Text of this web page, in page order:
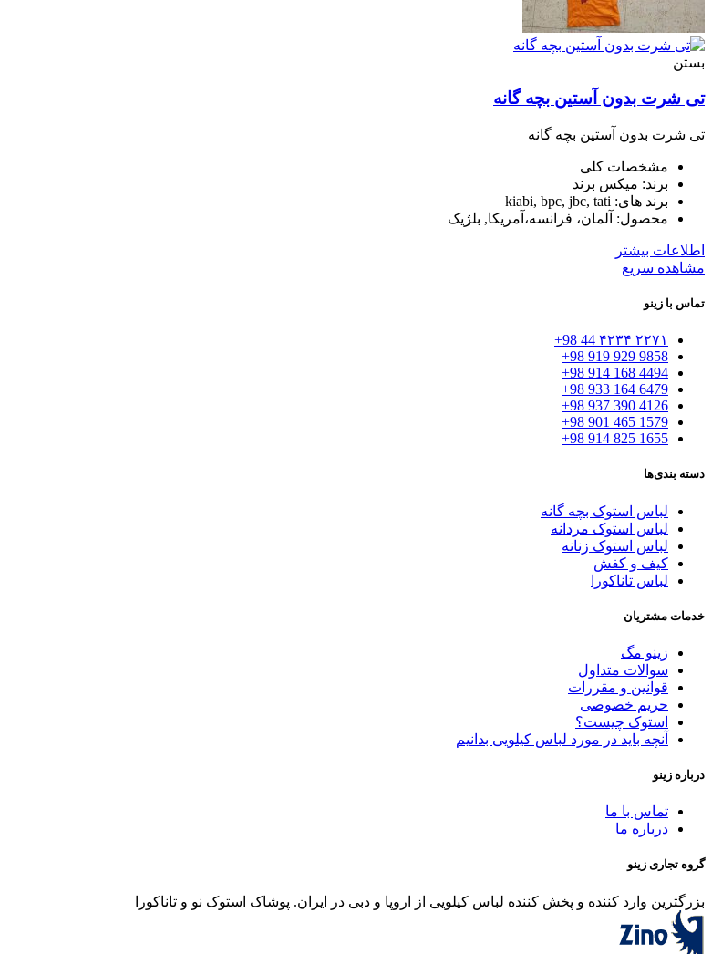
بستن
تی شرت بدون آستین بچه گانه
تی شرت بدون آستین بچه گانه
مشخصات کلی
برند: میکس برند
برند های: kiabi, bpc, jbc, tati
محصول: آلمان، فرانسه،آمریکا, بلژیک
اطلاعات بیشتر
مشاهده سریع
تماس با زینو
۲۲۷۱ ۴۲۳۴ 44 98+
9858 929 919 98+
4494 168 914 98+
6479 164 933 98+
4126 390 937 98+
1579 465 901 98+
1655 825 914 98+
دسته بندی‌ها
لباس استوک بچه گانه
لباس استوک مردانه
لباس استوک زنانه
کیف و کفش
لباس تاناکورا
خدمات مشتریان
زینو مگ
سوالات متداول
قوانین و مقررات
حریم خصوصی
استوک چیست؟
آنچه باید در مورد لباس کیلویی بدانیم
درباره زینو
تماس با ما
درباره ما
گروه تجاری زینو
بزرگترین وارد کننده و پخش کننده لباس کیلویی از اروپا و دبی در ایران. پوشاک استوک نو و تاناکورا